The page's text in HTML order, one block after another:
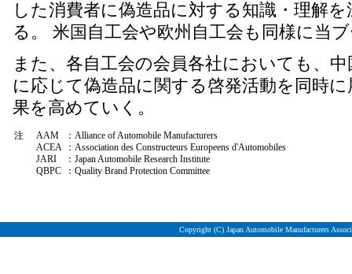
した消費者に偽造品に対する知識・理解
る。 米国自工会や欧州自工会も同様に当
また、各自工会の会員各社においても、
に応じて偽造品に関する啓発活動を同時
果を高めていく。
注
AAM
ACEA
JARI
QBPC
：Alliance of Automobile Manufacturers
：Association des Constructeurs Europeens d'Automobiles
：Japan Automobile Research Institute
：Quality Brand Protection Committee
Copyright (C) Japan Automobile Manufacturers